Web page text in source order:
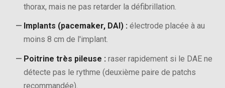
thorax, mais ne pas retarder la défibrillation.
Implants (pacemaker, DAI) : électrode placée à au
moins 8 cm de l'implant.
Poitrine très pileuse : raser rapidement si le DAE ne
détecte pas le rythme (deuxième paire de patchs
recommandée).